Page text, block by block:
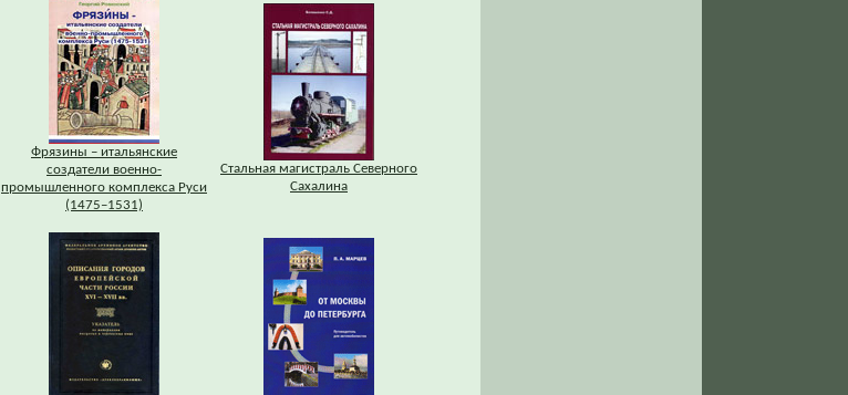
Фрязины – итальянские
создатели военно-
промышленного комплекса Руси
(1475–1531)
Стальная магистраль Северного
Сахалина